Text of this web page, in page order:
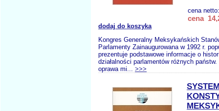
cena
cena
dodaj do koszyka
Kongres Generalny Meksykańskich
Parlamenty Zainaugurowana w 1992 r.
prezentuje podstawowe informacje o
działalności parlamentów różnych
oprawa mi... >>>